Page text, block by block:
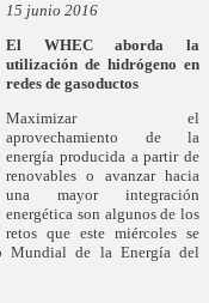
15 junio 2016
El WHEC aborda la
utilización de hidrógeno en
redes de gasoductos
Maximizar el
aprovechamiento de la
energía producida a partir de
renovables o avanzar hacia
una mayor integración
energética son algunos de los
retos que este miércoles se
Mundial de la Energía del